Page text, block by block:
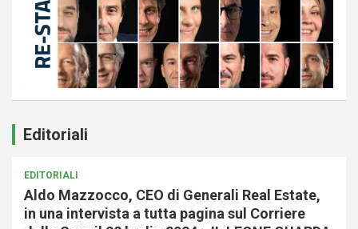
Editoriali
EDITORIALI
Aldo Mazzocco, CEO di Generali Real Estate,
in una intervista a tutta pagina sul Corriere